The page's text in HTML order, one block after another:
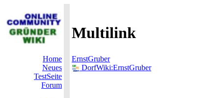
Multilink
Home
Neues
TestSeite
Forum
ErnstGruber
DorfWiki:ErnstGruber